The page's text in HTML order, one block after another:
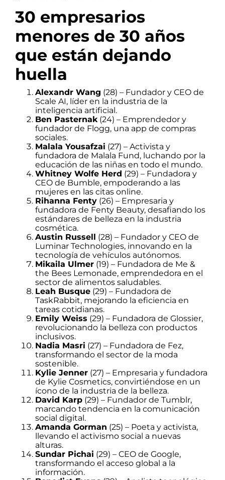
30 empresarios
menores de 30 años
que están dejando
huella
Alexandr Wang (28) – Fundador y CEO de
Scale AI, líder en la industria de la
inteligencia artificial.
Ben Pasternak(24) – Emprendedor y
fundador de Flogg, una app de compras
sociales.
Malala Yousafzai (27) – Activista y
fundadora de Malala Fund, luchando por la
educación de las niñas en todo el mundo.
Whitney Wolfe Herd (29) – Fundadora y
CEO de Bumble, empoderando a las
mujeres en las citas online.
Rihanna Fenty (26) – Empresaria y
fundadora de Fenty Beauty, desafiando los
estándares de belleza en la industria
cosmética.
Austin Russell (28) – Fundador y CEO de
Luminar Technologies, innovando en la
tecnología de vehículos autónomos.
Mikaila Ulmer (19) – Fundadora de Me &
the Bees Lemonade, emprendedora en el
sector de alimentos saludables.
Leah Busque (29) – Fundadora de
TaskRabbit, mejorando la eficiencia en
tareas cotidianas.
Emily Weiss (29) – Fundadora de Glossier,
revolucionando la belleza con productos
inclusivos.
Nadia Masri (27) – Fundadora de Fez,
transformando el sector de la moda
sostenible.
Kylie Jenner (27) – Empresaria y fundadora
de Kylie Cosmetics, convirtiéndose en un
ícono de la industria de la belleza.
David Karp (29) – Fundador de Tumblr,
marcando tendencia en la comunicación
social digital.
Amanda Gorman (25) – Poeta y activista,
llevando el activismo social a nuevas
alturas.
Sundar Pichai (29) – CEO de Google,
transformando el acceso global a la
información.